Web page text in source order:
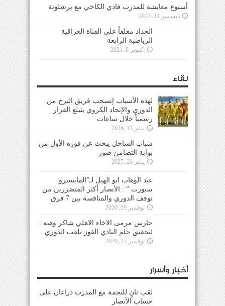
أسبوع معايشة للمدرب فادي الكاخي مع برشلونة
ديسمبر 11, 2023
الحداد معلقاً على القناة العراقية
الرياضية الرابعة
أكتوبر 6, 2021
لقاء
لهذه الأسباب إنسحب فريق البرج من
الدوري والإتحاد الكروي يتبلغ القرار
رسمياً خلال ساعات
يناير 13, 2026
شباب الساحل يبحث عن فوزه الأول من
بوابة التضامن صور
يناير 26, 2025
عبد الوهاب ابو الهيل لـ”المايسترو
سبورت ” : الأنصار أكثر المتضررين من
توقف الدوري والمنافسة بين 7 فرق
نوفمبر 29, 2020
حارس مرمى الاخاء الاهلي شاكر وهبه :
لتحقيق حلم النادي الفوز بلقب الدوري
نوفمبر 27, 2020
أخبار وأسرار
لقب ثانٍ للنجمة مع المدرب دراغان على
حساب الأنصار